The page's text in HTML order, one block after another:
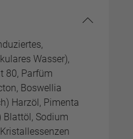
Wasser),
80, Parfüm
Boswellia
Harzöl, Pimenta
Blattöl, Sodium